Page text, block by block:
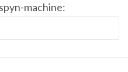
machine: